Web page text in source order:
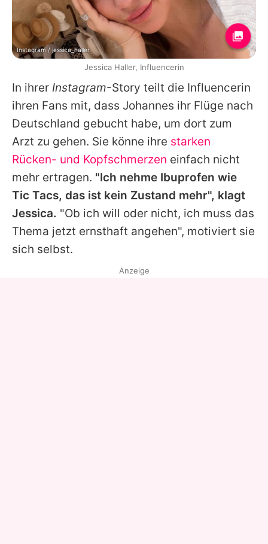
In ihrer Instagram-Story teilt die Influencerin
ihren Fans mit, dass Johannes ihr Flüge nach
Deutschland gebucht habe, um dort zum
Arzt zu gehen. Sie könne ihre starken
Rücken- und Kopfschmerzen einfach nicht
mehr ertragen. "Ich nehme Ibuprofen wie
Tic Tacs, das ist kein Zustand mehr", klagt
Jessica. "Ob ich will oder nicht, ich muss das
Thema jetzt ernsthaft angehen", motiviert sie
sich selbst.
Instagram / jessica_haller
Jessica Haller, Influencerin
Anzeige